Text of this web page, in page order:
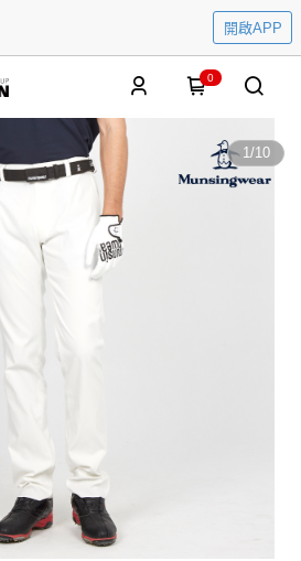
開啟APP
0
1/10